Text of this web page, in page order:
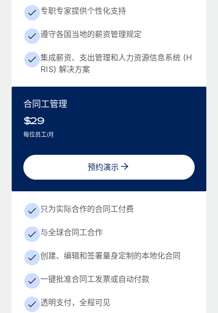
专职专家提供个性化支持
遵守各国当地的薪资管理规定
集成薪资、支出管理和人力资源信息系统 (H
RIS) 解决方案
合同工管理
$29
每位员工/月
预约演示
只为实际合作的合同工付费
与全球合同工合作
创建、编辑和签署量身定制的本地化合同
一键批准合同工发票或自动付款
透明支付，全程可见